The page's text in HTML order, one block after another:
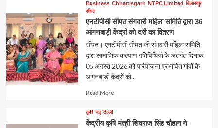
Business Chhattisgarh NTPC Limited बिलासपुर
सीपत
एनटीपीसी सीपत संगवारी महिला समिति द्वारा 36
आंगनबाड़ी केंद्रों को दरी का वितरण
सीपत। एनटीपीसी सीपत की संगवारी महिला समिति
द्वारा सामाजिक कल्याण गतिविधियों के अंतर्गत दिनांक
05 अगस्त 2026 को परियोजना प्रभावित गांवों के
आंगनबाड़ी केंद्रों को...
Read MoreRead
about
कृषि नई दिल्ली
केंद्रीय कृषि मंत्री शिवराज सिंह चौहान ने